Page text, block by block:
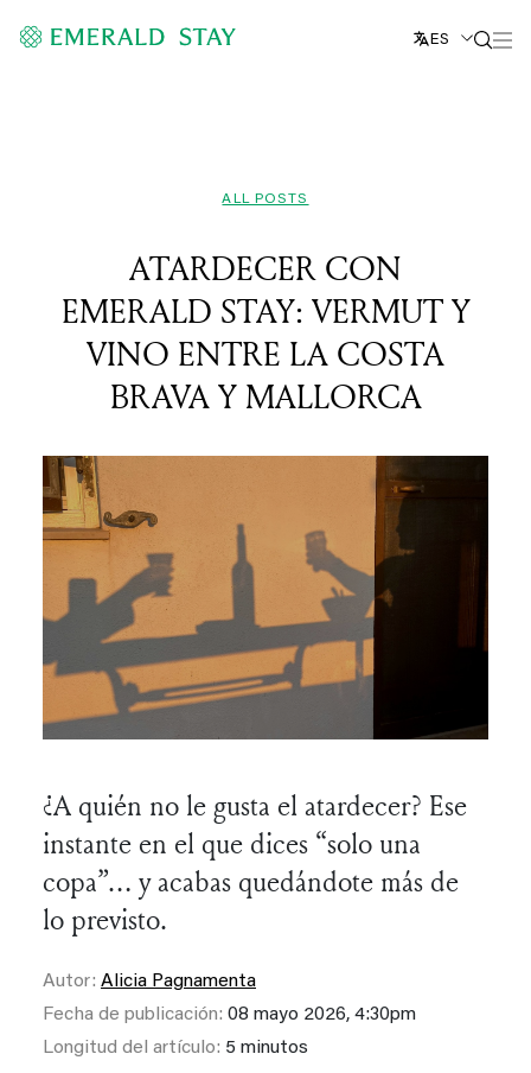
ES
ALL POSTS
ATARDECER CON
EMERALD STAY: VERMUT Y
VINO ENTRE LA COSTA
BRAVA Y MALLORCA
¿A quién no le gusta el atardecer? Ese
instante en el que dices “solo una
copa”… y acabas quedándote más de
lo previsto.
Autor: Alicia Pagnamenta
Fecha de publicación: 08 mayo 2026, 4:30pm
Longitud del artículo: 5 minutos